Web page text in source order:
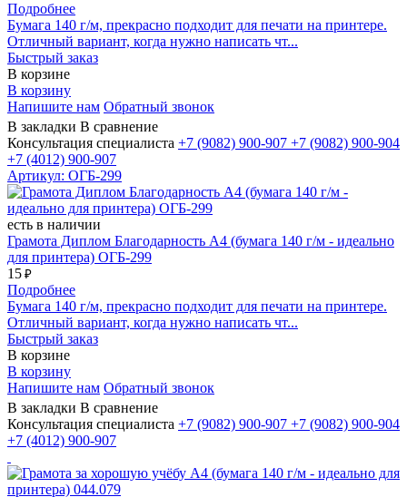
Подробнее
Бумага 140 г/м, прекрасно подходит для печати на принтере.
Отличный вариант, когда нужно написать чт...
Быстрый заказ
В корзине
В корзину
Напишите нам Обратный звонок
В закладки В сравнение
Консультация специалиста +7 (9082) 900-907 +7 (9082) 900-904
+7 (4012) 900-907
Артикул: ОГБ-299
есть в наличии
Грамота Диплом Благодарность А4 (бумага 140 г/м - идеально
для принтера) ОГБ-299
15 ₽
Подробнее
Бумага 140 г/м, прекрасно подходит для печати на принтере.
Отличный вариант, когда нужно написать чт...
Быстрый заказ
В корзине
В корзину
Напишите нам Обратный звонок
В закладки В сравнение
Консультация специалиста +7 (9082) 900-907 +7 (9082) 900-904
+7 (4012) 900-907